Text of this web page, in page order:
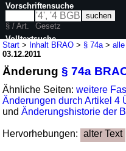
Start > Inhalt BRAO > § 74a >
03.12.2011
Änderung§ 74a
Ähnliche Seiten:weitere
Änderungen durch Artikel 4
undÄnderungshistorie der
Hervorhebungen: alter Text
Vorschriftensuche
§ / Art.
Gesetz
Volltextsuche